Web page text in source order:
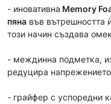
- иновативна Memory
пяна във вътрешността
този начин създава
- междинна подметка,
редуцира
- грайфер с успоредни